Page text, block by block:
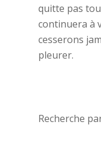
quitte pas
continuera à
cesserons
pleurer.
Recherche